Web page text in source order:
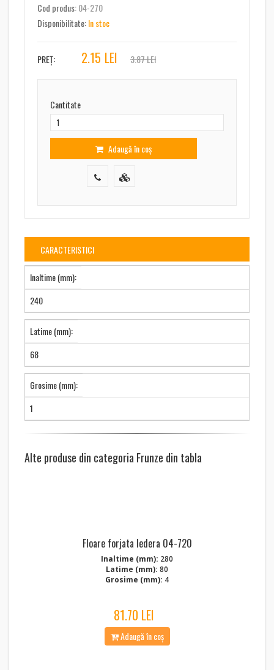
Cod produs:04-270
Disponibilitate:In stoc
PREȚ: 2.15 LEI 3.87 LEI
Cantitate
Adaugă în coș
CARACTERISTICI
Inaltime (mm):
240
Latime (mm):
68
Grosime (mm):
1
Alte produse din categoria Frunze din tabla
Floare forjata Iedera 04-720
Inaltime (mm): 280
Latime (mm): 80
Grosime (mm): 4
81.70 LEI
Adaugă în coș